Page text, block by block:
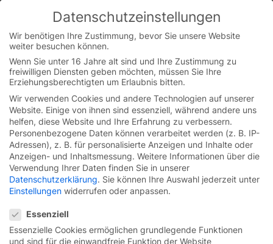
You are currently on the Austrian German website.
Switch to the English version.
Skip
content
Datenschutzeinstellungen
Wir benötigen Ihre Zustimmung, bevor Sie unsere Website
weiter besuchen können.
Wenn Sie unter 16 Jahre alt sind und Ihre Zustimmung zu
freiwilligen Diensten geben möchten, müssen Sie Ihre
Erziehungsberechtigten um Erlaubnis bitten.
Wir verwenden Cookies und andere Technologien auf unserer
Website. Einige von ihnen sind essenziell, während andere uns
helfen, diese Website und Ihre Erfahrung zu verbessern.
Personenbezogene Daten können verarbeitet werden (z. B. IP-
Adressen), z. B. für personalisierte Anzeigen und Inhalte oder
Anzeigen- und Inhaltsmessung. Weitere Informationen über die
Verwendung Ihrer Daten finden Sie in unserer
Datenschutzerklärung. Sie können Ihre Auswahl jederzeit unter
Einstellungen widerrufen oder anpassen.
Essenziell
Essenzielle Cookies ermöglichen grundlegende Funktionen
und sind für die einwandfreie Funktion der Website